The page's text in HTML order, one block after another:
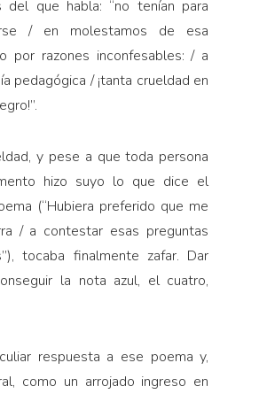
del que habla: “no tenían para
/ en molestamos de esa
por razones inconfesables: / a
pedagógica / ¡tanta crueldad en
y pese a que toda persona
hizo suyo lo que dice el
(“Hubiera preferido que me
/ a contestar esas preguntas
tocaba finalmente zafar. Dar
la nota azul, el cuatro,
respuesta a ese poema y,
como un arrojado ingreso en